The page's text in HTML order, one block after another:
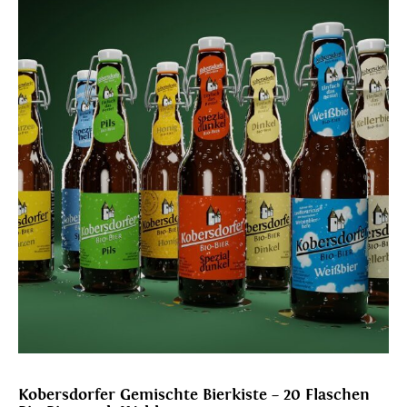
Kobersdorfer Gemischte Bierkiste – 20 Flaschen